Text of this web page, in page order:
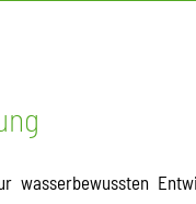
wasserbewussten